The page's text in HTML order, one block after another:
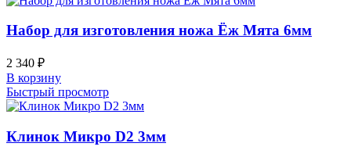
Набор для изготовления ножа Ёж Мята 6мм
2 340 ₽
В корзину
Быстрый просмотр
Клинок Микро D2 3мм